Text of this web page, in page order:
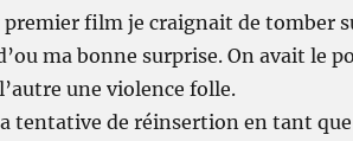
film je craignait de tomber
ma bonne surprise. On avait le
une violence folle.
tentative de réinsertion en tant